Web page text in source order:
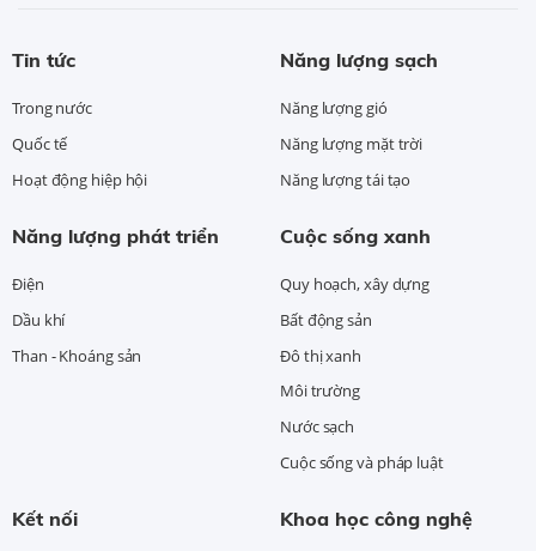
Tin tức
Trong nước
Quốc tế
Hoạt động hiệp hội
Năng lượng sạch
Năng lượng gió
Năng lượng mặt trời
Năng lượng tái tạo
Năng lượng phát triển
Điện
Dầu khí
Than - Khoáng sản
Cuộc sống xanh
Quy hoạch, xây dựng
Bất động sản
Đô thị xanh
Môi trường
Nước sạch
Cuộc sống và pháp luật
Kết nối Khoa học công nghệ